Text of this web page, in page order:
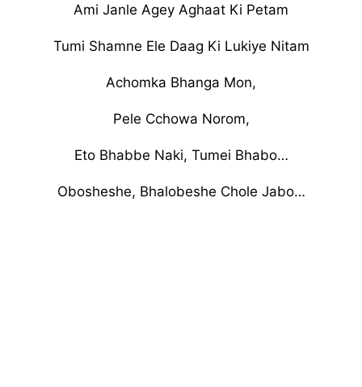
Ami Janle Agey Aghaat Ki Petam
Tumi Shamne Ele Daag Ki Lukiye Nitam
Achomka Bhanga Mon,
Pele Cchowa Norom,
Eto Bhabbe Naki, Tumei Bhabo…
Obosheshe, Bhalobeshe Chole Jabo…